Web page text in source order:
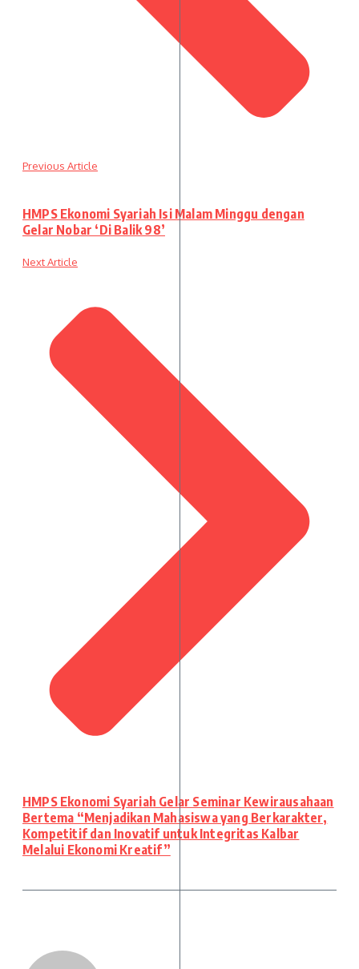
Previous Article
HMPS Ekonomi Syariah Isi Malam Minggu dengan
Gelar Nobar ‘Di Balik 98’
Next Article
HMPS Ekonomi Syariah Gelar Seminar Kewirausahaan
Bertema “Menjadikan Mahasiswa yang Berkarakter,
Kompetitif dan Inovatif untuk Integritas Kalbar
Melalui Ekonomi Kreatif”